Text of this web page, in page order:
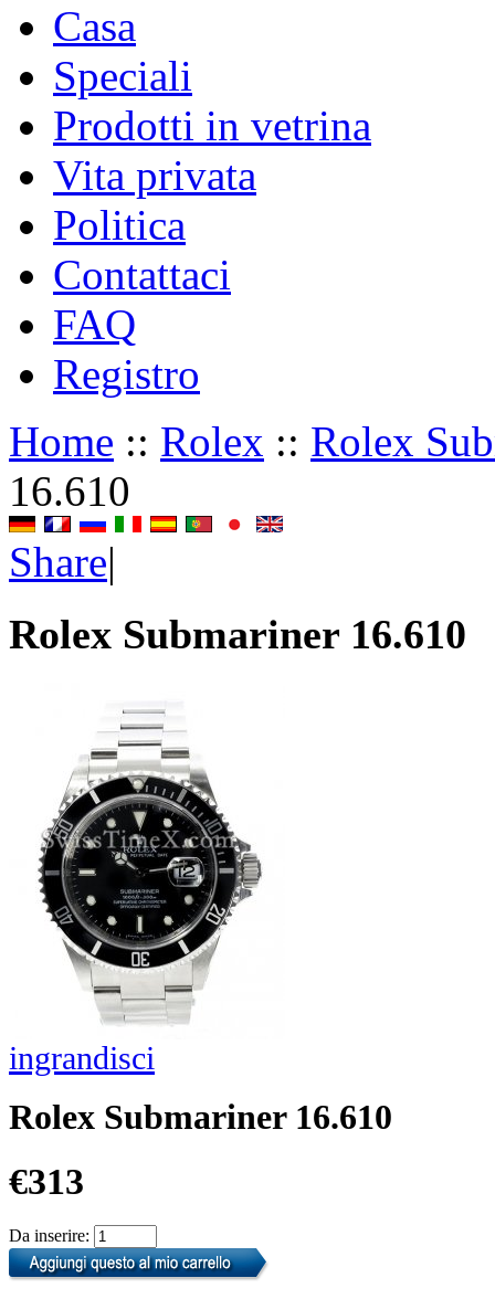
Casa
Speciali
Prodotti in vetrina
Vita privata
Politica
Contattaci
FAQ
Registro
Home :: Rolex :: Rolex
16.610
Share|
Rolex Submariner 16.610
ingrandisci
Rolex Submariner 16.610
€313
Da inserire: